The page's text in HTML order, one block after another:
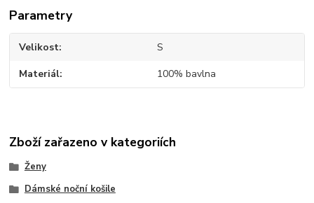
Parametry
Velikost S
Materiál 100% bavlna
Zboží zařazeno v kategoriích
Ženy
Dámské noční košile